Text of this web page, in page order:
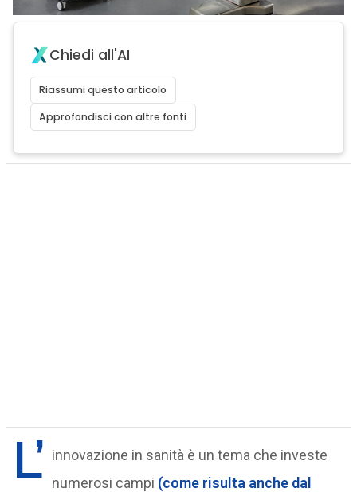
Chiedi all'AI
Riassumi questo articolo
Approfondisci con altre fonti
L’ innovazione in sanità è un tema che investe
numerosi campi (come risulta anche dal